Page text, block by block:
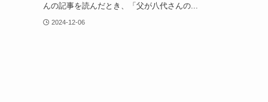
んの記事を読んだとき、「父が八代さんの...
2024-12-06